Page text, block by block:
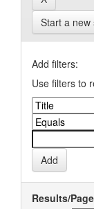
Start a new
Add filters:
Use filters to
Results/Page